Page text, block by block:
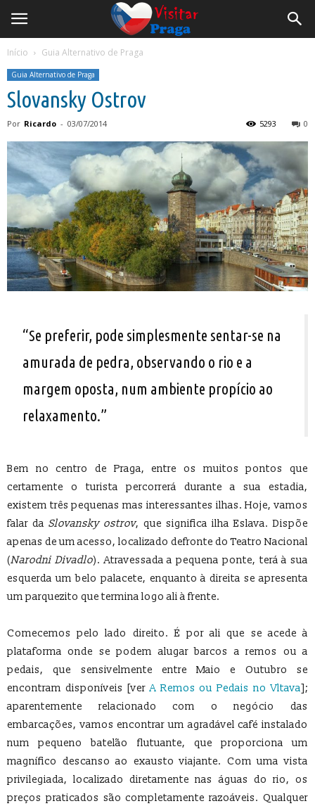
Início Guia Alternativo de Praga
Guia Alternativo de Praga
Slovansky Ostrov
Por Ricardo - 03/07/2014 0
5293
“Se preferir, pode simplesmente sentar-se na
amurada de pedra, observando o rio e a
margem oposta, num ambiente propício ao
relaxamento.”
Bem no centro de Praga, entre os muitos pontos que
certamente o turista percorrerá durante a sua estadia,
existem três pequenas mas interessantes ilhas. Hoje, vamos
falar da Slovansky ostrov, que significa ilha Eslava. Dispõe
apenas de um acesso, localizado defronte do Teatro Nacional
(Narodni Divadlo). Atravessada a pequena ponte, terá à sua
esquerda um belo palacete, enquanto à direita se apresenta
um parquezito que termina logo ali à frente.
Comecemos pelo lado direito. É por ali que se acede à
plataforma onde se podem alugar barcos a remos ou a
pedais, que sensivelmente entre Maio e Outubro se
encontram disponíveis [verA Remos ou Pedais no Vltava];
aparentemente relacionado com o negócio das
embarcações, vamos encontrar um agradável café instalado
num pequeno batelão flutuante, que proporciona um
magnífico descanso ao exausto viajante. Com uma vista
privilegiada, localizado diretamente nas águas do rio, os
preços praticados são completamente razoáveis. Qualquer